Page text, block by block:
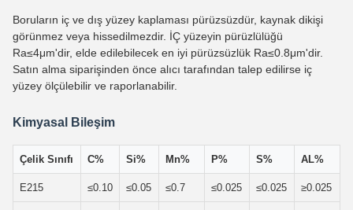
Boruların iç ve dış yüzey kaplaması pürüzsüzdür, kaynak dikişi
görünmez veya hissedilmezdir. İÇ yüzeyin pürüzlülüğü
Ra≤4μm'dir, elde edilebilecek en iyi pürüzsüzlük Ra≤0.8μm'dir.
Satın alma siparişinden önce alıcı tarafından talep edilirse iç
yüzey ölçülebilir ve raporlanabilir.
Kimyasal Bileşim
Çelik Sınıfı C% Si% Mn% P% S% AL%
E215 ≤0.10 ≤0.05 ≤0.7 ≤0.025 ≤0.025 ≥0.025